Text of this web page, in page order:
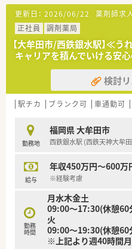
【募集背景と求める人物像
■今回は欠員補充に伴う募
を持つ薬剤師の方を急募と
■実務経験の有無は問いま
礎から学びたい方やスキ
■年齢を問わず50代の方ま
タッフと円滑に連携しな
【求人情報について】
■正社員の勤務薬剤師とし
■昇給は年1回4月に実施さ
日々の頑張りがしっかり
■住宅補助手当や薬剤師紹
【こんな取り組みをしていま
独自の研修やメーカーに
■従業員やその家族の健康
度を設けており、福利厚生
■地域の開局支援事業を通
調剤設備や効率的な動線
更新日： 2026/06/22 薬剤師求
正社員
調剤薬局
【大牟田市/西鉄銀水駅】≪
キャリアを積んでいける安心
検討
駅チカ ブランク可 車通勤可
勤務地
福岡県 大牟田市
西鉄銀水駅 (西鉄天神大牟
給与
年収450万円～600万
※経験考慮
勤務
時間
月水木金土
09:00～17:30(休憩60
火
09:00～19:30(休憩60
※上記より週40時間